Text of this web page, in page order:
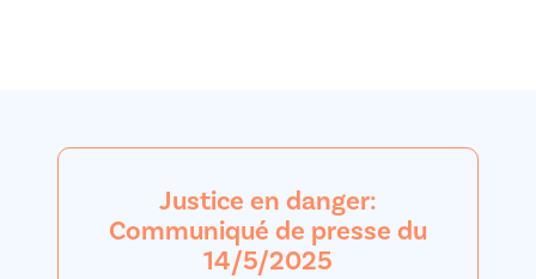
Justice en danger:
Communiqué de presse du
14/5/2025